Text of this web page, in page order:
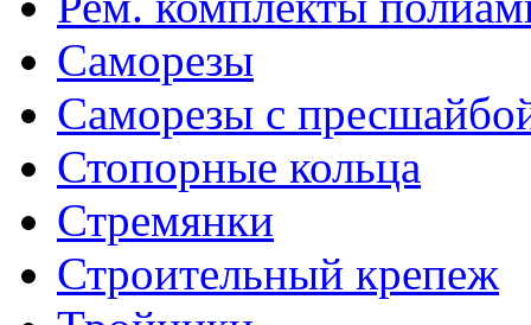
Саморезы
Саморезы с
Стопорные кольца
Стремянки
Строительный крепеж